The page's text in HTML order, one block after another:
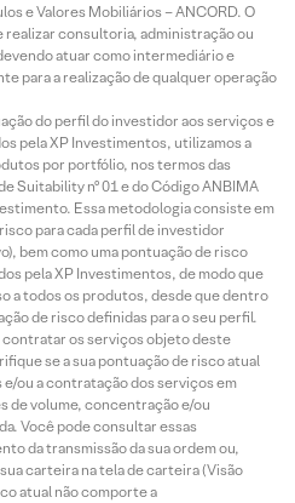
e Valores Mobiliários – ANCORD. O
consultoria, administração ou
atuar como intermediário e
para a realização de qualquer operação
do perfil do investidor aos serviços e
pela XP Investimentos, utilizamos a
por portfólio, nos termos das
Suitability nº 01 e do Código ANBIMA
Essa metodologia consiste em
para cada perfil de investidor
bem como uma pontuação de risco
pela XP Investimentos, de modo que
a todos os produtos, desde que dentro
de risco definidas para o seu perfil.
os serviços objeto deste
se a sua pontuação de risco atual
ou a contratação dos serviços em
de volume, concentração e/ou
Você pode consultar essas
da transmissão da sua ordem ou,
carteira na tela de carteira (Visão
atual não comporte a